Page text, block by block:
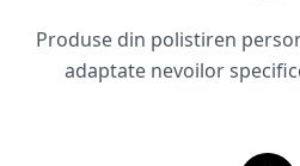
Produse din polistiren
adaptate nevoilor